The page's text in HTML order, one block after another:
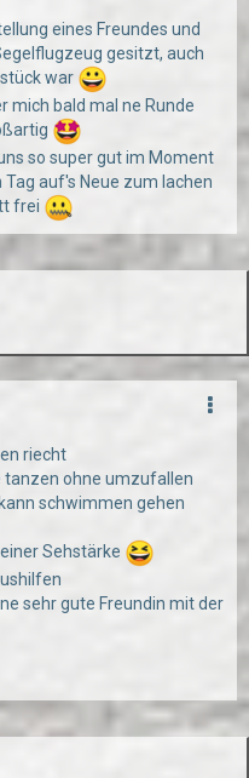
eines Freundes und
gesitzt, auch
war
mich bald mal ne Runde
so super gut im Moment
auf's Neue zum lachen
frei
riecht
tanzen ohne umzufallen
schwimmen gehen
Sehstärke
sehr gute Freundin mit der